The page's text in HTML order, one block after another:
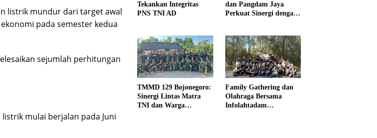
listrik mundur dari target awal
pada semester kedua
sejumlah perhitungan
mulai berjalan pada Juni
Tekankan Integritas
PNS TNI AD
dan Pangdam Jaya
Perkuat Sinergi dengan
TMMD 129 Bojonegoro:
Sinergi Lintas Matra
TNI dan Warga
Family Gathering dan
Olahraga Bersama
Infolahtadam